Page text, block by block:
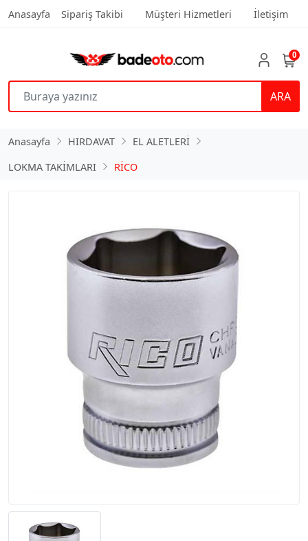
Anasayfa Sipariş Takibi Müşteri Hizmetleri İletişim
ARA
0
Anasayfa HIRDAVAT
EL ALETLERİ
LOKMA TAKİMLARI
RİCO